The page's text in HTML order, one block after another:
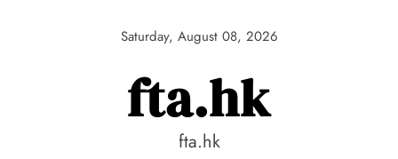
Saturday, August 08, 2026
fta.hk
fta.hk